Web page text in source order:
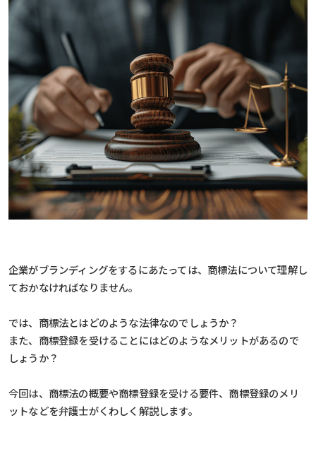
企業がブランディングをするにあたっては、商標法について理解し
ておかなければなりません。
では、商標法とはどのような法律なのでしょうか？
また、商標登録を受けることにはどのようなメリットがあるので
しょうか？
今回は、商標法の概要や商標登録を受ける要件、商標登録のメリ
ットなどを弁護士がくわしく解説します。